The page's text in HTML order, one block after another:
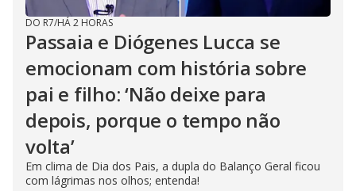
DO R7/HÁ 2 HORAS
Passaia e Diógenes Lucca se
emocionam com história sobre
pai e filho: ‘Não deixe para
depois, porque o tempo não
volta’
Em clima de Dia dos Pais, a dupla do Balanço Geral ficou
com lágrimas nos olhos; entenda!